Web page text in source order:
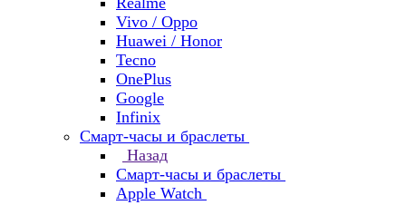
Vivo / Oppo
Huawei / Honor
Tecno
OnePlus
Google
Infinix
Смарт-часы и браслеты
Назад
Смарт-часы и браслеты
Apple Watch